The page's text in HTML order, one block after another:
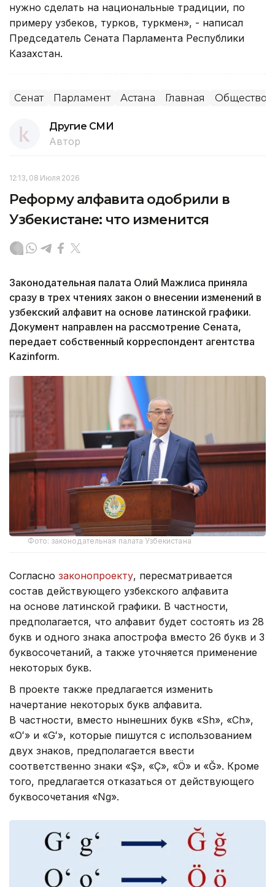
нужно сделать на национальные традиции, по
примеру узбеков, турков, туркмен», - написал
Председатель Сената Парламента Республики
Казахстан.
Сенат Парламент Астана Главная Общество
Другие СМИ
Автор
12:13, 08 Июля 2026
Реформу алфавита одобрили в
Узбекистане: что изменится
Законодательная палата Олий Мажлиса приняла
сразу в трех чтениях закон о внесении изменений в
узбекский алфавит на основе латинской графики.
Документ направлен на рассмотрение Сената,
передает собственный корреспондент агентства
Kazinform.
Фото: законодательная палата Узбекистана
Согласно законопроекту, пересматривается
состав действующего узбекского алфавита
на основе латинской графики. В частности,
предполагается, что алфавит будет состоять из 28
букв и одного знака апострофа вместо 26 букв и 3
буквосочетаний, а также уточняется применение
некоторых букв.
В проекте также предлагается изменить
начертание некоторых букв алфавита.
В частности, вместо нынешних букв «Sh», «Ch»,
«Oʻ» и «Gʻ», которые пишутся с использованием
двух знаков, предполагается ввести
соответственно знаки «Ş», «Ç», «Ö» и «Ğ». Кроме
того, предлагается отказаться от действующего
буквосочетания «Ng».